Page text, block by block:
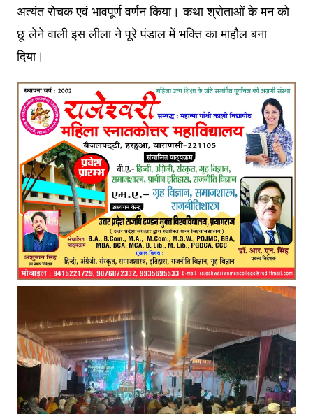
अत्यंत रोचक एवं भावपूर्ण वर्णन किया। कथा श्रोताओं के मन को
छू लेने वाली इस लीला ने पूरे पंडाल में भक्ति का माहौल बना
दिया।